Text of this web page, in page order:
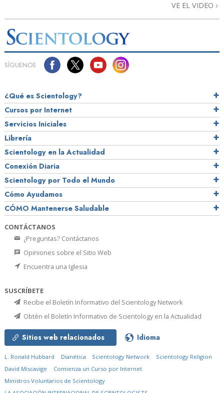
VE EL VIDEO
SÍGUENOS
¿Qué es Scientology?
Cursos por Internet
Servicios Iniciales
Librería
Scientology en la Actualidad
Conexión Diaria
Scientology por Todo el Mundo
Cómo Ayudamos
CÓMO Mantenerse Saludable
CONTÁCTANOS
¿Preguntas? Contáctanos
Opiniones sobre el Sitio Web
Encuentra una Iglesia
SUSCRÍBETE
Recibe el Boletín Informativo del Scientology Network
Obtén el Boletín Informativo de Scientology en la Actualidad
Sitios web relacionados Idioma
L. Ronald Hubbard Dianética Scientology Network
Scientology Religion
David Miscavige
Comienza un Curso por Internet
Ministros Voluntarios de Scientology